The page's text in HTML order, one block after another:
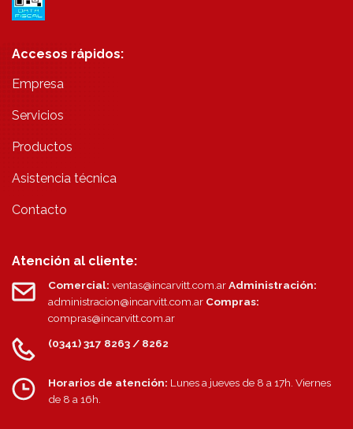
Accesos rápidos:
Empresa
Servicios
Productos
Asistencia técnica
Contacto
Atención al cliente:
Comercial: ventas@incarvitt.com.arAdministración:
administracion@incarvitt.com.ar Compras:
compras@incarvitt.com.ar
(0341) 317 8263 / 8262
Horarios de atención: Lunes a jueves de 8 a 17h. Viernes
de 8 a 16h.